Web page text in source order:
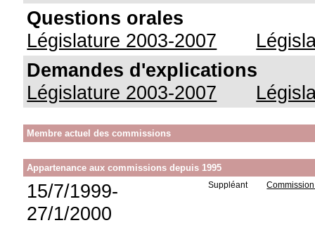
Questions orales
Législature 2003-2007
Demandes d'explications
Législature 2003-2007
Membre actuel des commissions
Appartenance aux commissions depuis 1995
15/7/1999-
27/1/2000
Suppléant